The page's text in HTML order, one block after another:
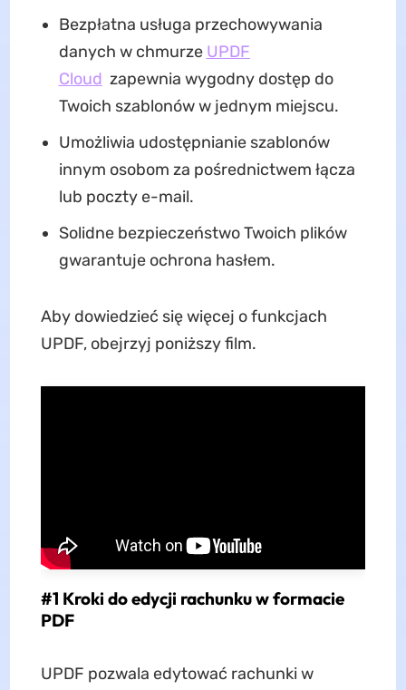
Bezpłatna usługa przechowywania
danych w chmurze UPDF
Cloud zapewnia wygodny dostęp do
Twoich szablonów w jednym miejscu.
Umożliwia udostępnianie szablonów
innym osobom za pośrednictwem łącza
lub poczty e-mail.
Solidne bezpieczeństwo Twoich plików
gwarantuje ochrona hasłem.
Aby dowiedzieć się więcej o funkcjach
UPDF, obejrzyj poniższy film.
#1 Kroki do edycji rachunku w formacie
PDF
UPDF pozwala edytować rachunki w